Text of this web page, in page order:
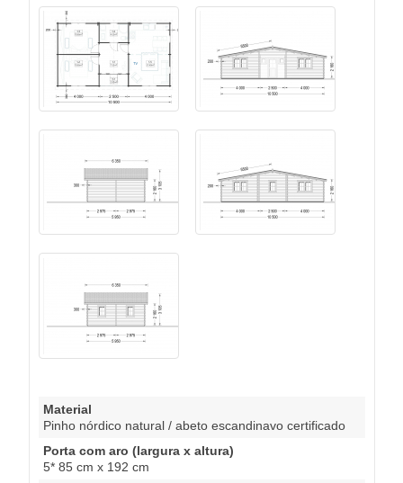
Material
Pinho nórdico natural / abeto escandinavo certificado
Porta com aro (largura x altura)
5* 85 cm x 192 cm